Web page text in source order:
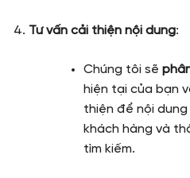
Tư vấn cải thiện nội dung:
Chúng tôi sẽ
hiện tại của bạn
thiện để nội
khách hàng và
tìm kiếm.